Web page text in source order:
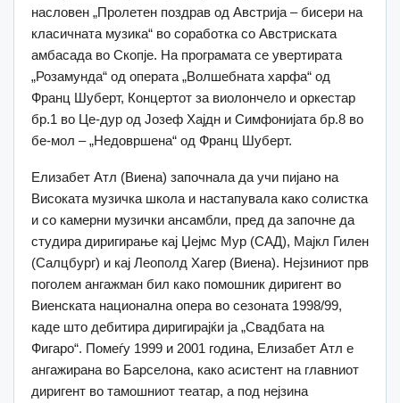
насловен „Пролетен поздрав од Австрија – бисери на
класичната музика“ во соработка со Австриската
амбасада во Скопје. На програмата се увертирата
„Розамунда“ од операта „Волшебната харфа“ од
Франц Шуберт, Концертот за виолончело и оркестар
бр.1 во Це-дур од Јозеф Хајдн и Симфонијата бр.8 во
бе-мол – „Недовршена“ од Франц Шуберт.
Елизабет Атл (Виена) започнала да учи пијано на
Високата музичка школа и настапувала како солистка
и со камерни музички ансамбли, пред да започне да
студира диригирање кај Џејмс Мур (САД), Мајкл Гилен
(Салцбург) и кај Леополд Хагер (Виена). Нејзиниот прв
поголем ангажман бил како помошник диригент во
Виенската национална опера во сезоната 1998/99,
каде што дебитира диригирајќи ја „Свадбата на
Фигаро“. Помеѓу 1999 и 2001 година, Елизабет Атл е
ангажирана во Барселона, како асистент на главниот
диригент во тамошниот театар, а под нејзина